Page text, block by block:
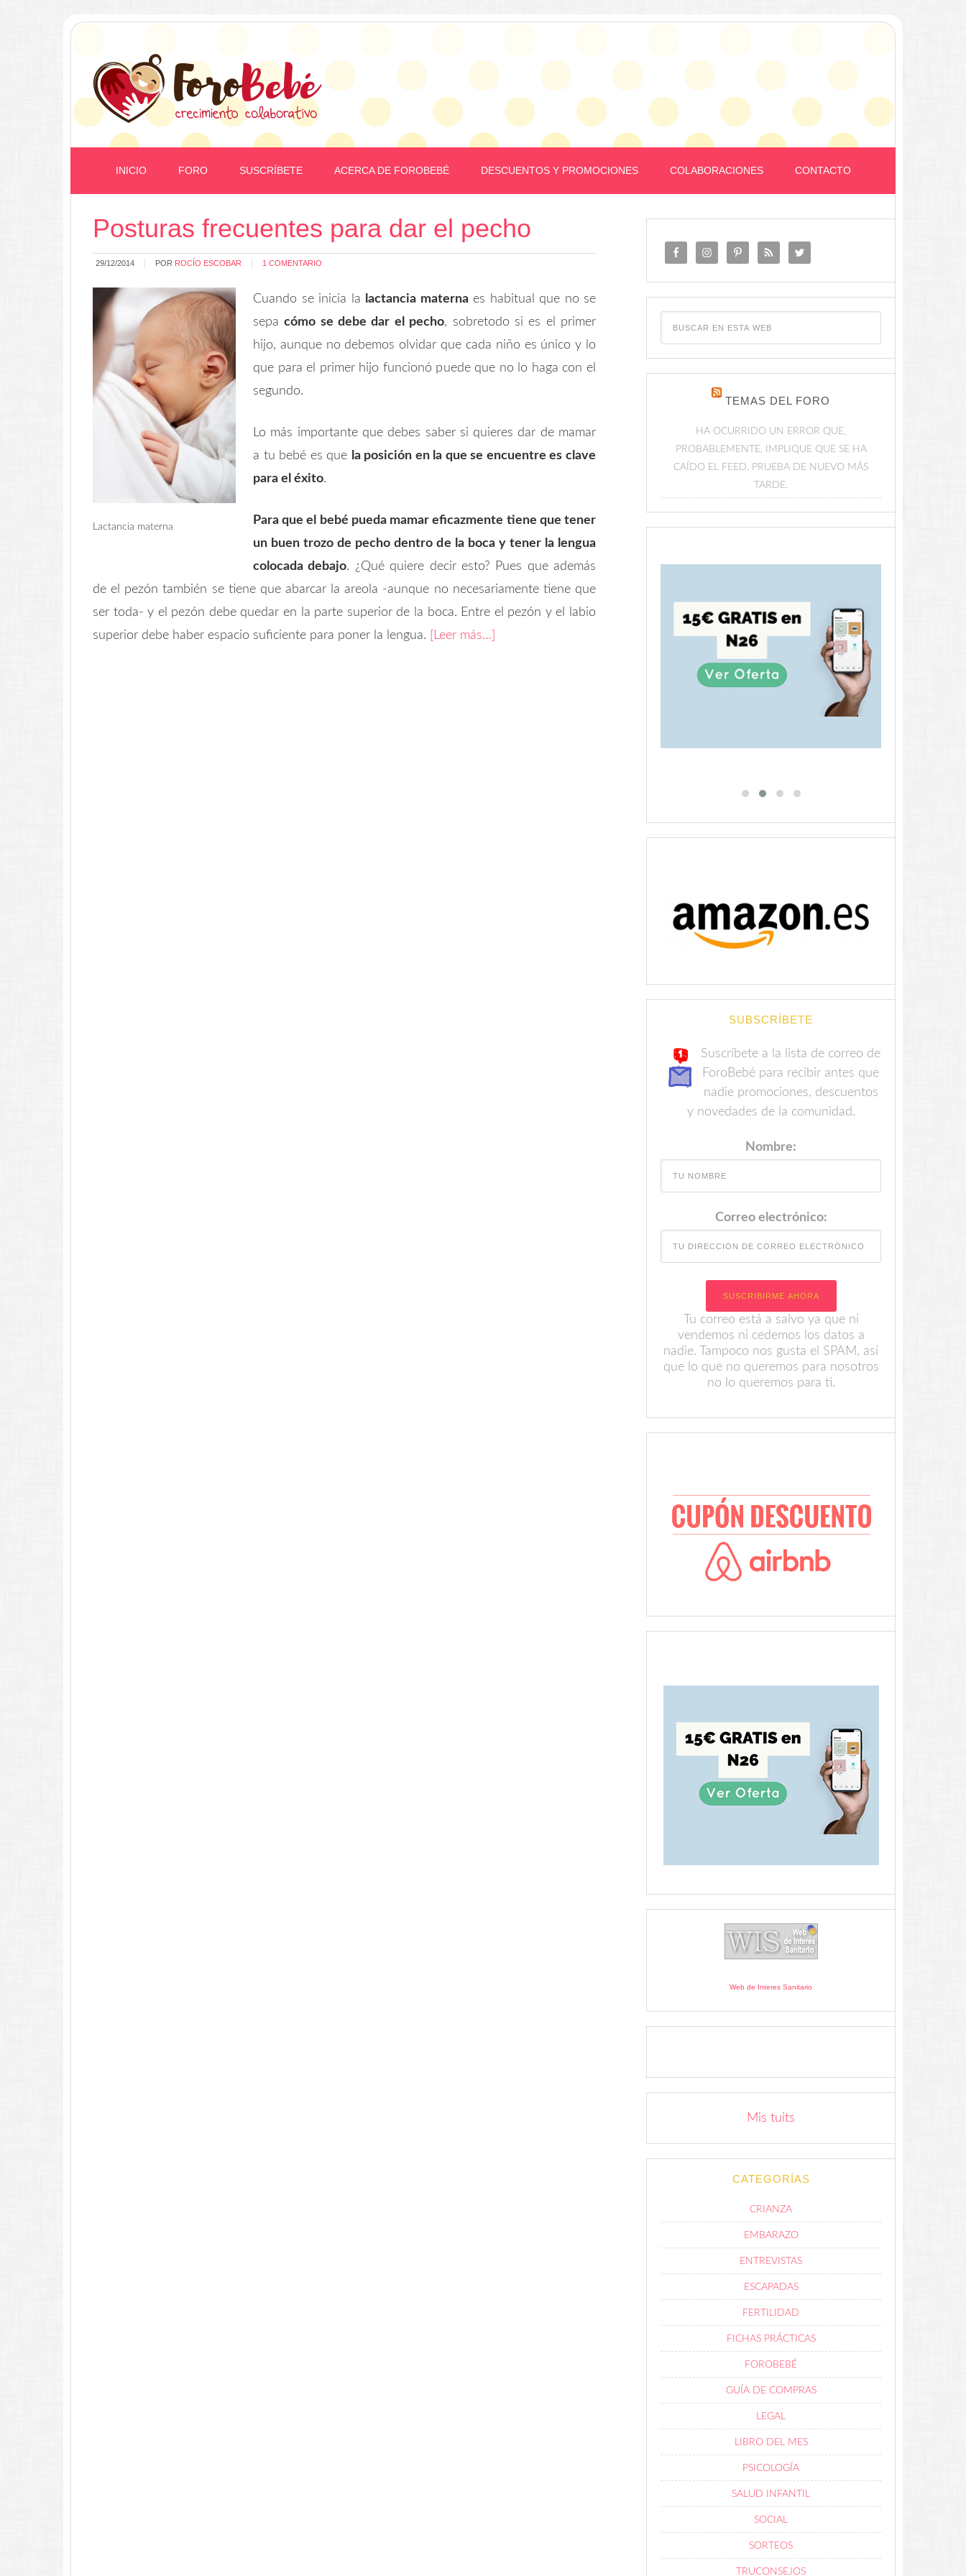
INICIO FORO SUSCRÍBETE ACERCA DE FOROBEBÉ DESCUENTOS Y PROMOCIONES COLABORACIONES CONTACTO
Posturas frecuentes para dar el pecho
29/12/2014 POR ROCÍO ESCOBAR 1 COMENTARIO
Lactancia materna
Cuando se inicia la lactancia maternaes habitual que no se
sepacómo se debe dar el pecho, sobretodo si es el primer
hijo, aunque no debemos olvidar que cada niño es único y lo
que para el primer hijo funcionó puede que no lo haga con el
segundo.
Lo más importante que debes saber si quieres dar de mamar
a tu bebé es que la posición en la que se encuentre es clave
para el éxito.
Para que el bebé pueda mamar eficazmente tiene que tener
un buen trozo de pecho dentro de la boca y tener la lengua
colocada debajo. ¿Qué quiere decir esto? Pues que además
de el pezón también se tiene que abarcar la areola -aunque no necesariamente tiene que
ser toda- y el pezón debe quedar en la parte superior de la boca. Entre el pezón y el labio
superior debe haber espacio suficiente para poner la lengua.
[Leer más…]
TEMAS DEL FORO
HA OCURRIDO UN ERROR QUE,
PROBABLEMENTE, IMPLIQUE QUE SE HA
CAÍDO EL FEED. PRUEBA DE NUEVO MÁS
TARDE.
SUBSCRÍBETE
Suscríbete a la lista de correo de
ForoBebé para recibir antes que
nadie promociones, descuentos
y novedades de la comunidad.
Nombre:
Correo electrónico:
Tu correo está a salvo ya que ni
vendemos ni cedemos los datos a
nadie. Tampoco nos gusta el SPAM, así
que lo que no queremos para nosotros
no lo queremos para ti.
Web de Interes Sanitario
Mis tuits
CATEGORÍAS
CRIANZA
EMBARAZO
ENTREVISTAS
ESCAPADAS
FERTILIDAD
FICHAS PRÁCTICAS
FOROBEBÉ
GUÍA DE COMPRAS
LEGAL
LIBRO DEL MES
PSICOLOGÍA
SALUD INFANTIL
SOCIAL
SORTEOS
TRUCONSEJOS